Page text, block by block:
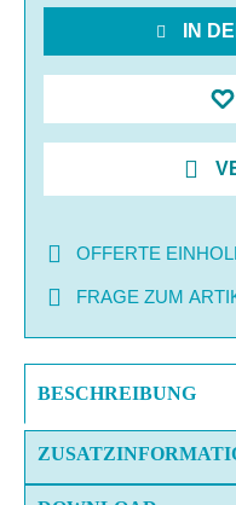
IN
OFFERTE
FRAGE ZUM
BESCHREIBUNG